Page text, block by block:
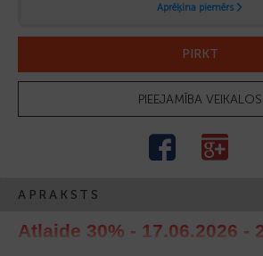
PIRKT
PIEEJAMĪBA VEIKALOS
APRAKSTS
Atlaide 30% - 17.06.2026 -